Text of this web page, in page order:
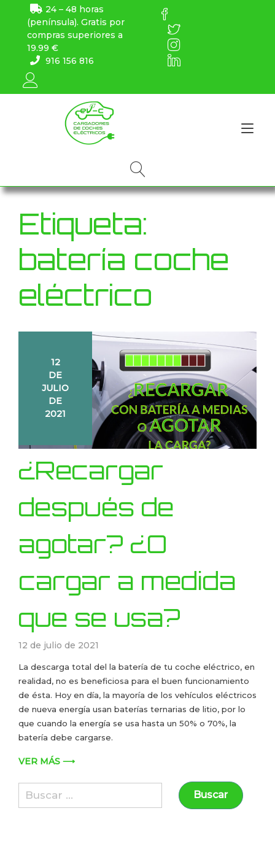
24 – 48 horas
(península). Gratis por
compras superiores a
19.99 €
916 156 816
Etiqueta:
batería coche
eléctrico
12
DE
JULIO
DE
2021
¿Recargar
después de
agotar? ¿O
cargar a medida
que se usa?
12 de julio de 2021
La descarga total del la batería de tu coche eléctrico, en
realidad, no es beneficiosa para el buen funcionamiento
de ésta. Hoy en día, la mayoría de los vehículos eléctricos
de nueva energía usan baterías ternarias de litio, por lo
que cuando la energía se usa hasta un 50% o 70%, la
batería debe cargarse.
VER MÁS ⟶